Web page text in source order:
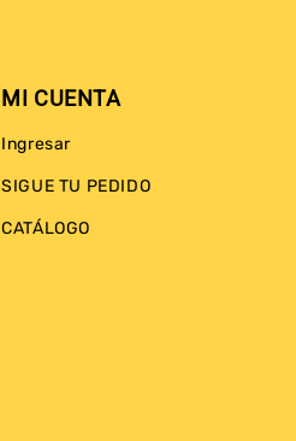
MI CUENTA
Ingresar
SIGUE TU PEDIDO
CATÁLOGO